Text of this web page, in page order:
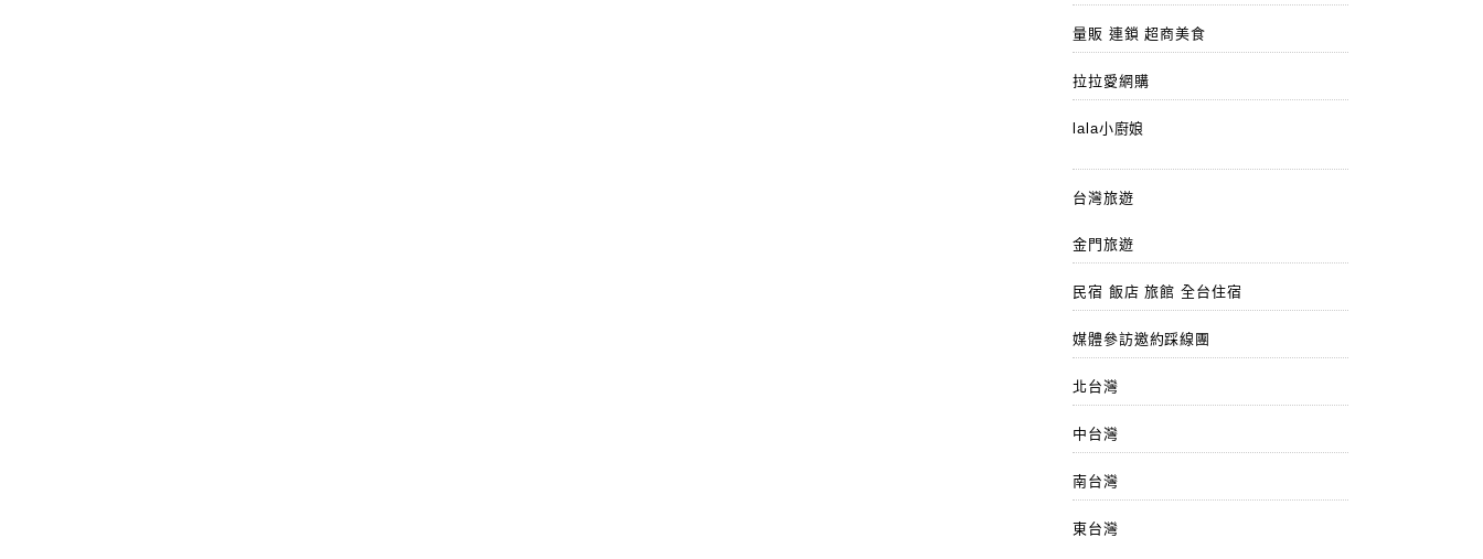
量販 連鎖 超商美食
拉拉愛網購
lala小廚娘
台灣旅遊
金門旅遊
民宿 飯店 旅館 全台住宿
媒體參訪邀約踩線團
北台灣
中台灣
南台灣
東台灣